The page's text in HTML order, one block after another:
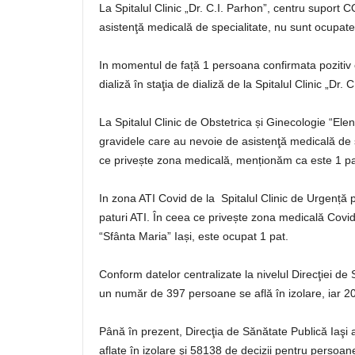
La Spitalul Clinic „Dr. C.I. Parhon”, centru suport
asistenţă medicală de specialitate, nu sunt
In momentul de față 1 persoana confirmata
dializă în staţia de dializă de la Spitalul Clinic „Dr.
La Spitalul Clinic de Obstetrica și Ginecologie
gravidele care au nevoie de asistenţă medicală
ce privește zona medicală, menționăm ca este 1
In zona ATI Covid de la Spitalul Clinic de Urgență
paturi ATI. În ceea ce privește zona medicală
“Sfânta Maria” Iași, este ocupat 1 pat.
Conform datelor centralizate la nivelul Direcţiei de
un număr de 397 persoane se află în izolare, iar
Până în prezent, Direcţia de Sănătate Publică
aflate în izolare şi 58138 de decizii pentru